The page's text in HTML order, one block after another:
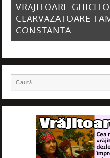
VRAJITOARE
CLARVAZATOARE
CONSTANTA